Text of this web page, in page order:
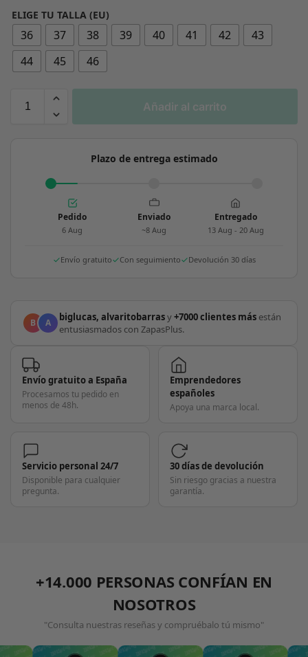
ELIGE TU TALLA (EU)
36 37 38 39 40 41 42
43
44
45 46
Añadir al carrito
Plazo de entrega estimado
Pedido
6 Aug
Enviado
~8 Aug
Entregado
13 Aug - 20 Aug
Envío gratuito Con seguimiento Devolución 30 días
B A biglucas, alvaritobarrasy+7000 clientes más están
entusiasmados con ZapasPlus.
Envío gratuito a España
Procesamos tu pedido en
menos de 48h.
Emprendedores
españoles
Apoya una marca local.
Servicio personal 24/7
Disponible para cualquier
pregunta.
30 días de devolución
Sin riesgo gracias a nuestra
garantía.
+14.000 PERSONAS CONFÍAN EN
NOSOTROS
"Consulta nuestras reseñas y compruébalo tú mismo"